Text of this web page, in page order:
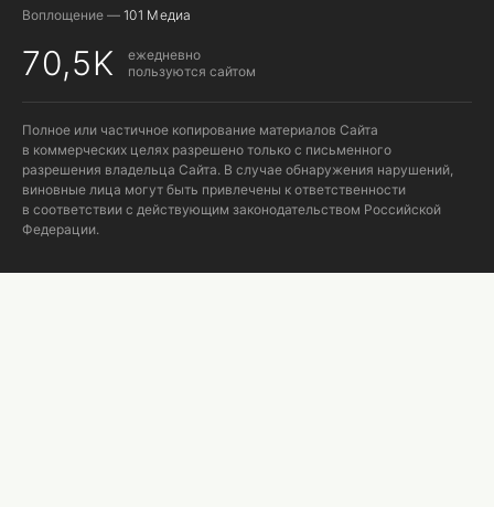
Воплощение — 101 Медиа
70,5K
ежедневно
пользуются сайтом
Полное или частичное копирование материалов Сайта
в коммерческих целях разрешено только с письменного
разрешения владельца Сайта. В случае обнаружения нарушений,
виновные лица могут быть привлечены к ответственности
в соответствии с действующим законодательством Российской
Федерации.